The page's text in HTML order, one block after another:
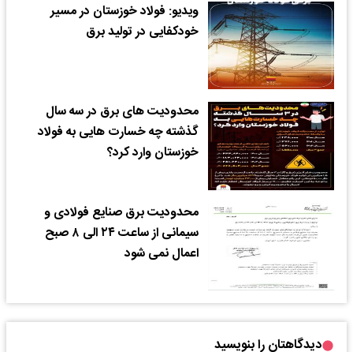
ویدیو: فولاد خوزستان در مسیر
خودکفایی در تولید برق
محدودیت های برق در سه سال
گذشته چه خسارت هایی به فولاد
خوزستان وارد کرد؟
محدودیت برق صنایع فولادی و
سیمانی از ساعت ۲۴ الی ۸ صبح
اعمال نمی شود
دیدگاهتان را بنویسید